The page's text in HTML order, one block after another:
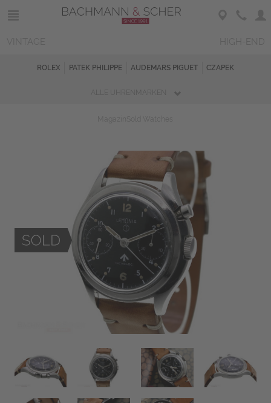
ROLEX PATEK PHILIPPE AUDEMARS PIGUET CZAPEK